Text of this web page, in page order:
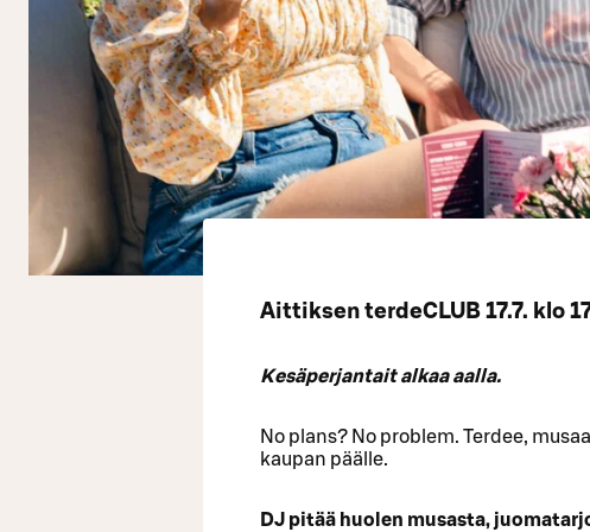
Aittiksen terdeCLUB 17.7. klo
Kesäperjantait alkaa aalla.
No plans? No problem. Terdee,
kaupan päälle.
DJ pitää huolen musasta,